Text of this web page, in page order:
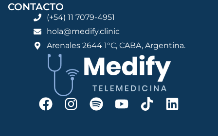
CONTACTO
(+54) 11 7079-4951
hola@medify.clinic
Arenales 2644 1°C, CABA, Argentina.